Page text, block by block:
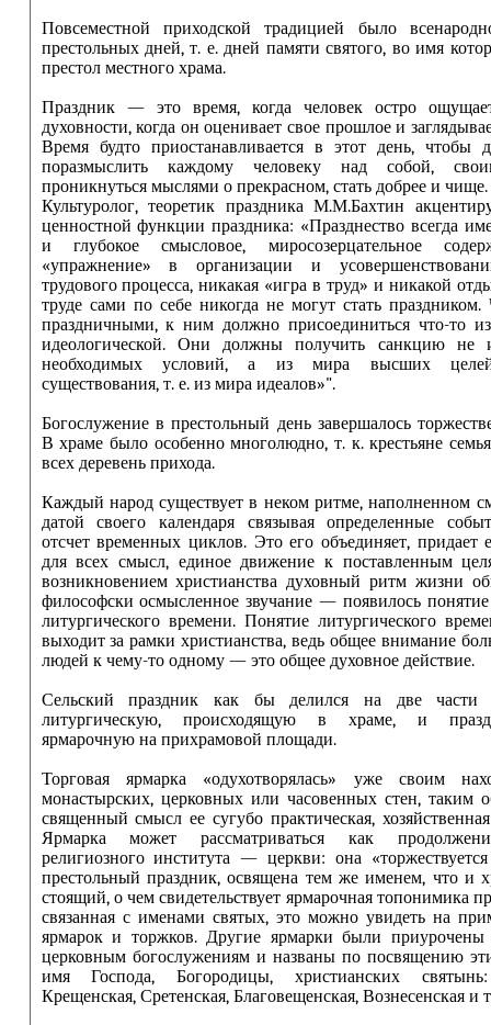
Повсеместной приходской традицией было
престольных дней, т. е. дней памяти святого, во имя
престол местного храма.
Праздник — это время, когда человек остро
духовности, когда он оценивает свое прошлое и
Время будто приостанавливается в этот день, чтобы
поразмыслить каждому человеку над собой,
проникнуться мыслями о прекрасном, стать добрее и чище.
Культуролог, теоретик праздника М.М.Бахтин
ценностной функции праздника: «Празднество всегда
и глубокое смысловое, миросозерцательное
«упражнение» в организации и
трудового процесса, никакая «игра в труд» и никакой
труде сами по себе никогда не могут стать
праздничными, к ним должно присоединиться что-то
идеологической. Они должны получить санкцию не
необходимых условий, а из мира высших целей
существования, т. е. из мира идеалов»".
Богослужение в престольный день завершалось
В храме было особенно многолюдно, т. к. крестьяне
всех деревень прихода.
Каждый народ существует в неком ритме, наполненном
датой своего календаря связывая определенные
отсчет временных циклов. Это его объединяет,
для всех смысл, единое движение к поставленным
возникновением христианства духовный ритм жизни
философски осмысленное звучание — появилось
литургического времени. Понятие литургического
выходит за рамки христианства, ведь общее внимание
людей к чему-то одному — это общее духовное действие.
Сельский праздник как бы делился на две
литургическую, происходящую в храме, и
ярмарочную на прихрамовой площади.
Торговая ярмарка «одухотворялась» уже своим
монастырских, церковных или часовенных стен, таким
священный смысл ее сугубо практическая,
Ярмарка может рассматриваться как
религиозного института — церкви: она
престольный праздник, освящена тем же именем, что и
стоящий, о чем свидетельствует ярмарочная топонимика
связанная с именами святых, это можно увидеть на
ярмарок и торжков. Другие ярмарки были приурочены
церковным богослужениям и названы по посвящению
имя Господа, Богородицы, христианских святынь:
Крещенская, Сретенская, Благовещенская, Вознесенская и